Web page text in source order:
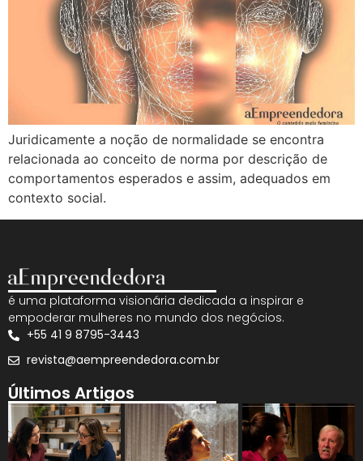
Juridicamente a noção de normalidade se encontra
relacionada ao conceito de norma por descrição de
comportamentos esperados e assim, adequados em
contexto social.
é uma plataforma visionária dedicada a inspirar e
empoderar mulheres no mundo dos negócios.
+55 41 9 8795-3443
revista@aempreendedora.com.br
Últimos Artigos